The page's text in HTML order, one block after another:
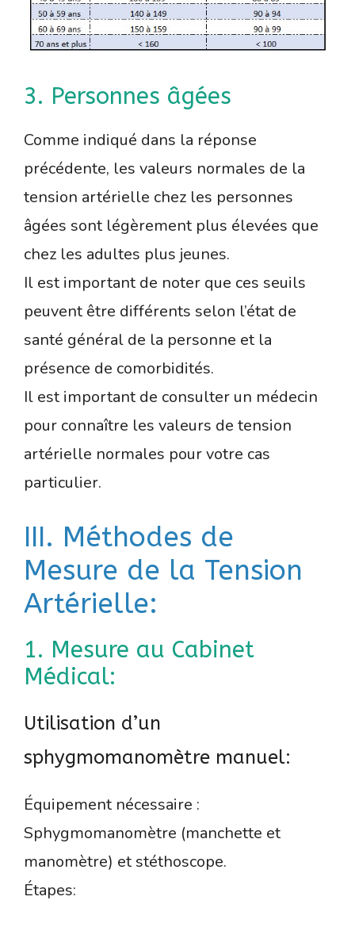
3. Personnes âgées
Comme indiqué dans la réponse
précédente, les valeurs normales de la
tension artérielle chez les personnes
âgées sont légèrement plus élevées que
chez les adultes plus jeunes.
Il est important de noter que ces seuils
peuvent être différents selon l’état de
santé général de la personne et la
présence de comorbidités.
Il est important de consulter un médecin
pour connaître les valeurs de tension
artérielle normales pour votre cas
particulier.
III. Méthodes de
Mesure de la Tension
Artérielle:
1. Mesure au Cabinet
Médical:
Utilisation d’un
sphygmomanomètre manuel:
Équipement nécessaire :
Sphygmomanomètre (manchette et
manomètre) et stéthoscope.
Étapes: